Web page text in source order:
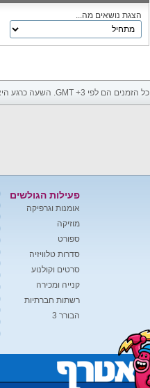
הצגת נושאים מה...
כל הזמנים הם לפי GMT +3. השעה כרגע היא
פעילות הגולשים
אומנות וגרפיקה
מוזיקה
ספורט
סדרות טלוויזיה
סרטים וקולנוע
קנייה ומכירה
רשתות חברתיות
הבורר 3